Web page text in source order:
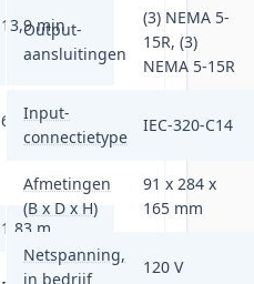
13,9 min
6 uur
1,83 m
Output-
aansluitingen
(3) NEMA 5-
15R, (3)
NEMA 5-15R
Input-
connectietype
IEC-320-C14
Afmetingen
(B x D x H)
91 x 284 x
165 mm
Netspanning,
in bedrijf
120 V